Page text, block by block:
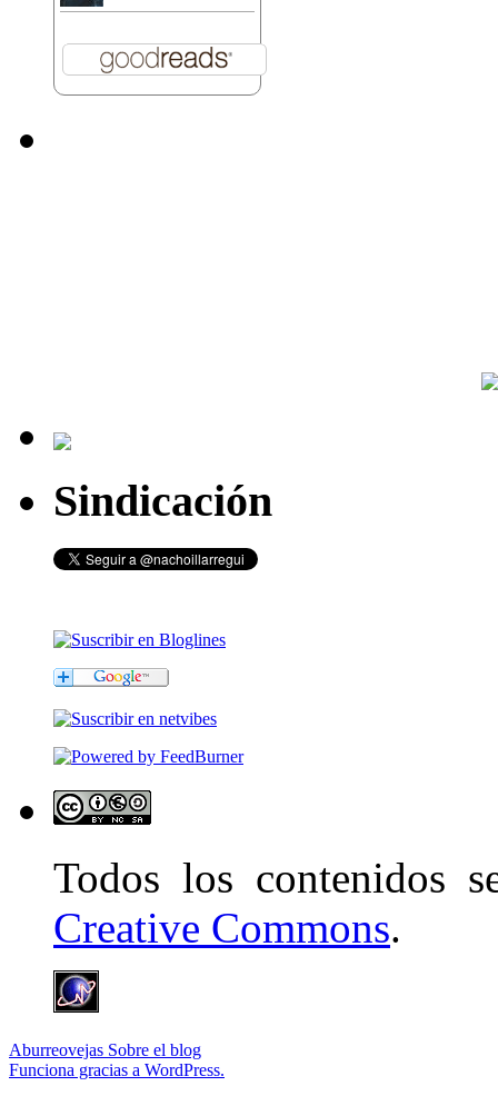
Sindicación
Todos los contenidos
Creative Commons.
Aburreovejas Sobre el blog
Funciona gracias a WordPress.